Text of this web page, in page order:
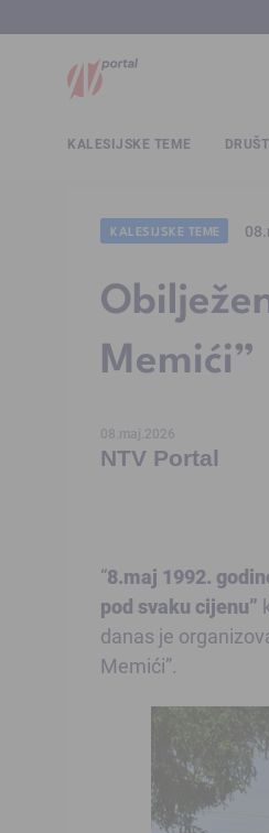
KALESIJSKE TEME
KALESIJSKE TEME
Memići”
08.maj.2026
NTV Portal
“8.maj 1992.
pod svaku cijenu”
danas je
Memići”.